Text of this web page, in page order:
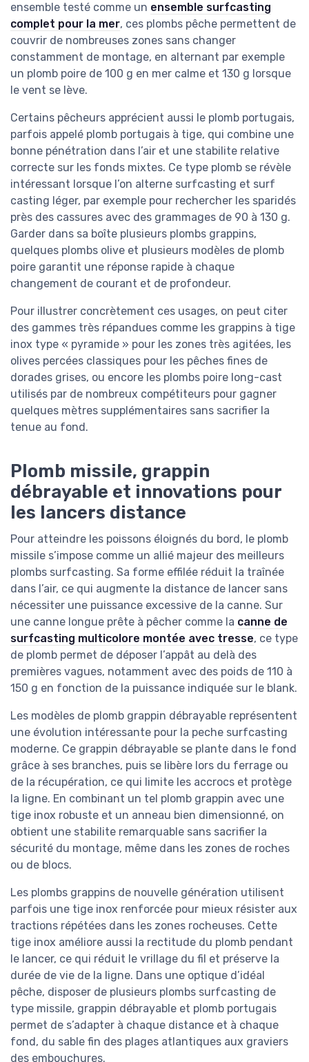
ensemble testé comme un ensemble surfcasting
complet pour la mer, ces plombs pêche permettent de
couvrir de nombreuses zones sans changer
constamment de montage, en alternant par exemple
un plomb poire de 100 g en mer calme et 130 g lorsque
le vent se lève.
Certains pêcheurs apprécient aussi le plomb portugais,
parfois appelé plomb portugais à tige, qui combine une
bonne pénétration dans l’air et une stabilite relative
correcte sur les fonds mixtes. Ce type plomb se révèle
intéressant lorsque l’on alterne surfcasting et surf
casting léger, par exemple pour rechercher les sparidés
près des cassures avec des grammages de 90 à 130 g.
Garder dans sa boîte plusieurs plombs grappins,
quelques plombs olive et plusieurs modèles de plomb
poire garantit une réponse rapide à chaque
changement de courant et de profondeur.
Pour illustrer concrètement ces usages, on peut citer
des gammes très répandues comme les grappins à tige
inox type « pyramide » pour les zones très agitées, les
olives percées classiques pour les pêches fines de
dorades grises, ou encore les plombs poire long-cast
utilisés par de nombreux compétiteurs pour gagner
quelques mètres supplémentaires sans sacrifier la
tenue au fond.
Plomb missile, grappin
débrayable et innovations pour
les lancers distance
Pour atteindre les poissons éloignés du bord, le plomb
missile s’impose comme un allié majeur des meilleurs
plombs surfcasting. Sa forme effilée réduit la traînée
dans l’air, ce qui augmente la distance de lancer sans
nécessiter une puissance excessive de la canne. Sur
une canne longue prête à pêcher comme la canne de
surfcasting multicolore montée avec tresse, ce type
de plomb permet de déposer l’appât au delà des
premières vagues, notamment avec des poids de 110 à
150 g en fonction de la puissance indiquée sur le blank.
Les modèles de plomb grappin débrayable représentent
une évolution intéressante pour la peche surfcasting
moderne. Ce grappin débrayable se plante dans le fond
grâce à ses branches, puis se libère lors du ferrage ou
de la récupération, ce qui limite les accrocs et protège
la ligne. En combinant un tel plomb grappin avec une
tige inox robuste et un anneau bien dimensionné, on
obtient une stabilite remarquable sans sacrifier la
sécurité du montage, même dans les zones de roches
ou de blocs.
Les plombs grappins de nouvelle génération utilisent
parfois une tige inox renforcée pour mieux résister aux
tractions répétées dans les zones rocheuses. Cette
tige inox améliore aussi la rectitude du plomb pendant
le lancer, ce qui réduit le vrillage du fil et préserve la
durée de vie de la ligne. Dans une optique d’idéal
pêche, disposer de plusieurs plombs surfcasting de
type missile, grappin débrayable et plomb portugais
permet de s’adapter à chaque distance et à chaque
fond, du sable fin des plages atlantiques aux graviers
des embouchures.